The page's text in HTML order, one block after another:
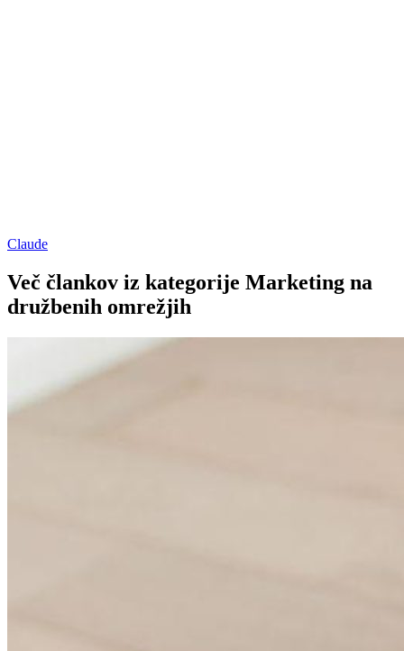
Claude
Več člankov iz kategorije Marketing na
družbenih omrežjih